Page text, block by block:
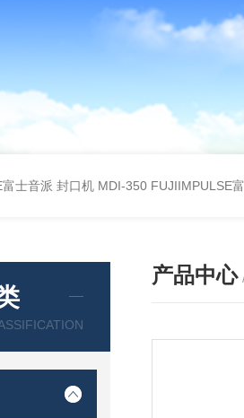
士音派 封口机 MDI-350 FUJIIMPULSE
产品中心